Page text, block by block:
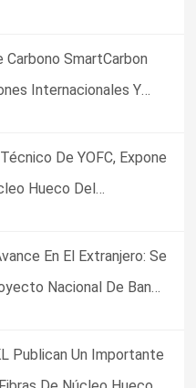
SmartCarbon
Internacionales Y
De YOFC, Expone
Hueco Del
En El Extranjero: Se
Nacional De Banda
Publican Un Importante